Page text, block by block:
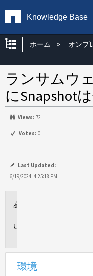
Knowledge Base
グローバル
ホーム オンプ
ランサムウ
にSnapshot
Views: 72
Votes: 0
Last Updated:
6/19/2024, 4:25:18 PM
環境